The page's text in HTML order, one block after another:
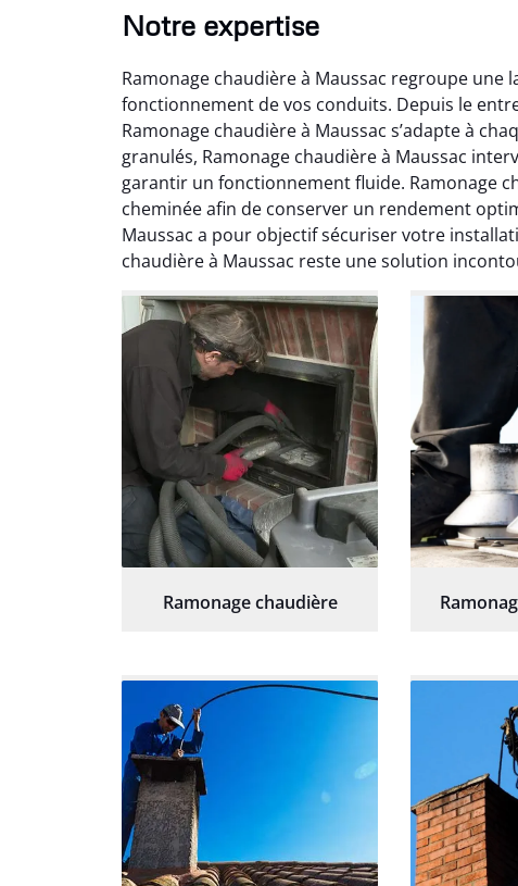
Notre expertise
Ramonage chaudière à Maussac regroupe une
fonctionnement de vos conduits. Depuis le
Ramonage chaudière à Maussac s’adapte à
granulés, Ramonage chaudière à Maussac
garantir un fonctionnement fluide. Ramonage
cheminée afin de conserver un rendement
Maussac a pour objectif sécuriser votre
chaudière à Maussac reste une solution
Ramonage chaudière
22
propre
suite la
du